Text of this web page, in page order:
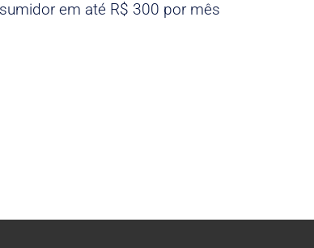
em até R$ 300 por mês